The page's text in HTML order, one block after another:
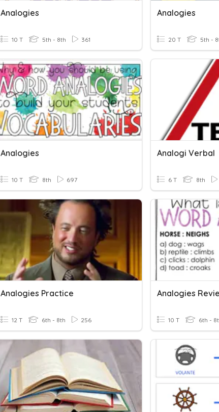
Analogies
10 T 5th - 8th 361
Analogies
20 T 5th -
Analogies
10 T 8th 697
Analogi Verbal
6 T 8th
Analogies Practice
12 T 6th - 8th 256
Analogies
10 T 6th -